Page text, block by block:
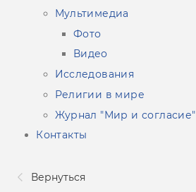
Мультимедиа
Фото
Видео
Исследования
Религии в мире
Журнал "Мир и согласие"
Контакты
Вернуться